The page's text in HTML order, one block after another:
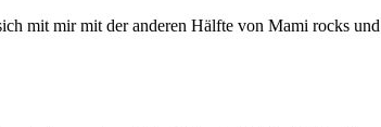
mir mit der anderen Hälfte von Mami rocks